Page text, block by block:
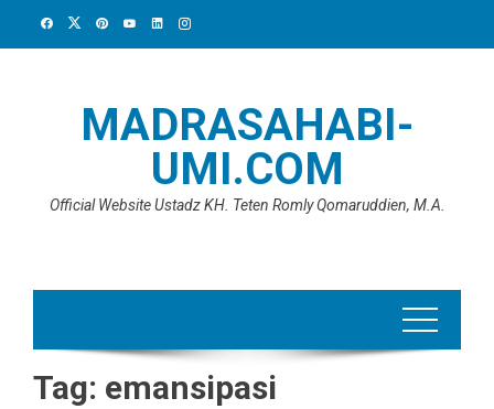
MADRASAHABI-
UMI.COM
Official Website Ustadz KH. Teten Romly Qomaruddien, M.A.
Tag: emansipasi